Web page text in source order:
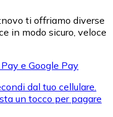
ti offriamo diverse
in modo sicuro, veloce
e Google Pay
dal tuo cellulare.
un tocco per pagare